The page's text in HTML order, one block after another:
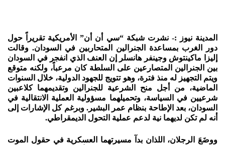
المدينة نيوز :- نشرت شبكة “سي أن أن” الأمريكية تقريراً حول
دور الغرب بمساعدة الجنرالين المتحاربين في السودان. وقالت
إليزا ماكينتوش وجينفر هانسلر إن العنف الذي انفجر في السودان
بين الجنرالين المتصارعين على السلطة كان مرعباً، ولكنه متوقع
ويتم التجهيز له منذ فترة، وهو تتويج للجهود الدولية، خلال السنوات
الماضية، من أجل منح الشرعية للجنرالين وتقديمهما كلاعبين
شرعيين في السياسة، وتحميلهما مسؤولية العملية الانتقالية في
السودان، بعد الإطاحة بنظام عمر البشير. وبرغم كل الإشارات إلى
أنه لم تكن لديهما نية لدعم عملية التحول الديمقراطي.
ووضَعَ الرجلان، اللذان بدآ مسيرتهما العسكرية في حقول الموت